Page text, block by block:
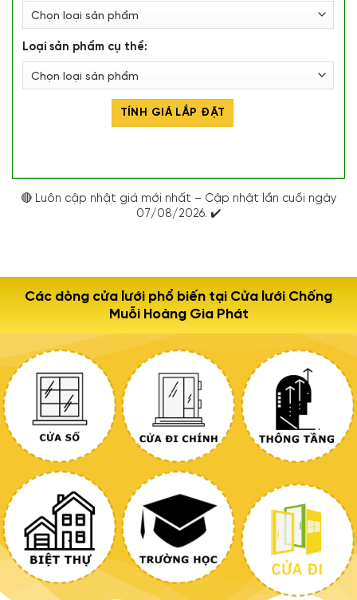
Loại sản phẩm cụ thể:
TÍNH GIÁ LẮP ĐẶT
🔴 Luôn cập nhật giá mới nhất – Cập nhật lần cuối ngày
07/08/2026. ✔️
Các dòng cửa lưới phổ biến tại Cửa lưới Chống
Muỗi Hoàng Gia Phát